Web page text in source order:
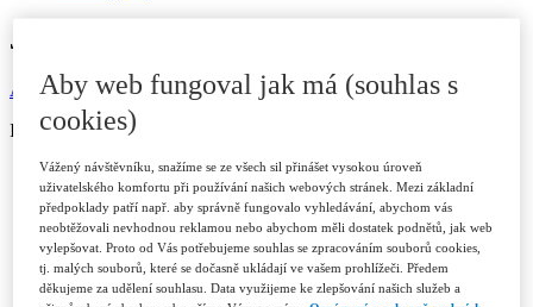
JOURNAL ARCHIVE
Available in ASPI
ISSN 1802-3843 (print)
Year 2026
Issue 1/2026
Issue 2/2026
Issue 3/2026
Year 2025
Issue 1/2025
Issue 2/2025
Aby web fungoval jak má (souhlas s
cookies)
Vážený návštěvníku, snažíme se ze všech sil přinášet vysokou úroveň
uživatelského komfortu při používání našich webových stránek. Mezi základní
předpoklady patří např. aby správně fungovalo vyhledávání, abychom vás
neobtěžovali nevhodnou reklamou nebo abychom měli dostatek podnětů, jak web
vylepšovat. Proto od Vás potřebujeme souhlas se zpracováním souborů cookies,
tj. malých souborů, které se dočasně ukládají ve vašem prohlížeči. Předem
děkujeme za udělení souhlasu. Data využijeme ke zlepšování našich služeb a